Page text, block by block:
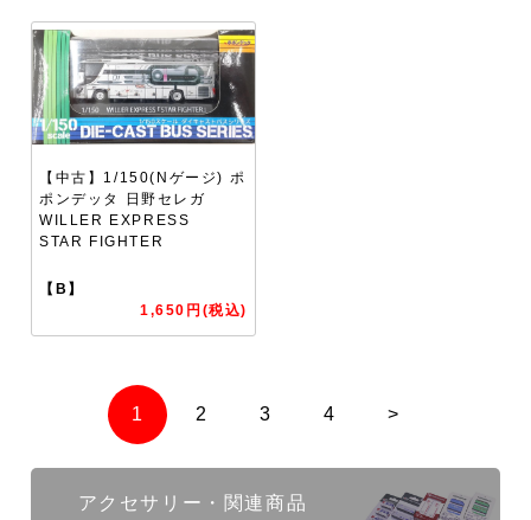
【中古】1/150(Nゲージ) ポ
ポンデッタ 日野セレガ
WILLER EXPRESS
STAR FIGHTER
【B】
1,650円(税込)
1 2 3 4 >
アクセサリー・関連商品